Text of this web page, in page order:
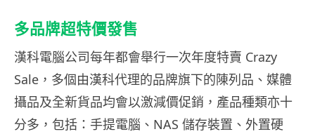
多品牌超特價發售
漢科電腦公司每年都會舉行一次年度特賣 Crazy
Sale，多個由漢科代理的品牌旗下的陳列品、媒體
攝品及全新貨品均會以激減價促銷，產品種類亦十
分多，包括：手提電腦、NAS 儲存裝置、外置硬